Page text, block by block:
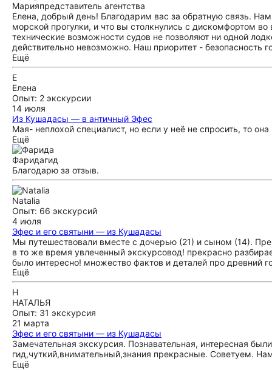
Марияпредставитель агентства
Елена, добрый день! Благодарим вас за обратную связь.
морской прогулки, и что вы столкнулись с дискомфортом
технические возможности судов не позволяют ни одной
действительно невозможно. Наш приоритет - безопасность
Ещё
Е
Елена
Опыт: 2 экскурсии
14 июля
Из Кушадасы — в античный Эфес
Мая- неплохой специалист, но если у неё не спросить, то
Ещё
Фаридагид
Благодарю за отзыв.
Natalia
Опыт: 66 экскурсий
4 июля
Эфес и его святыни — из Кушадасы
Мы путешествовали вместе с дочерью (21) и сыном (14).
в то же время увлеченный экскурсовод! прекрасно
было интересно! множество фактов и деталей про древний
интересных места - гончарную мастерскую и магазинчик с
само место - тоже впечатляет, нам повезло, был бриз и мы
в виртуальном музее. также невероятно понравилось
Ещё
Н
НАТАЛЬЯ
Опыт: 31 экскурсия
21 марта
Эфес и его святыни — из Кушадасы
Замечательная экскурсия. Познавательная, интересная
гид,чуткий,внимательный,знания прекрасные. Советуем.
Ещё